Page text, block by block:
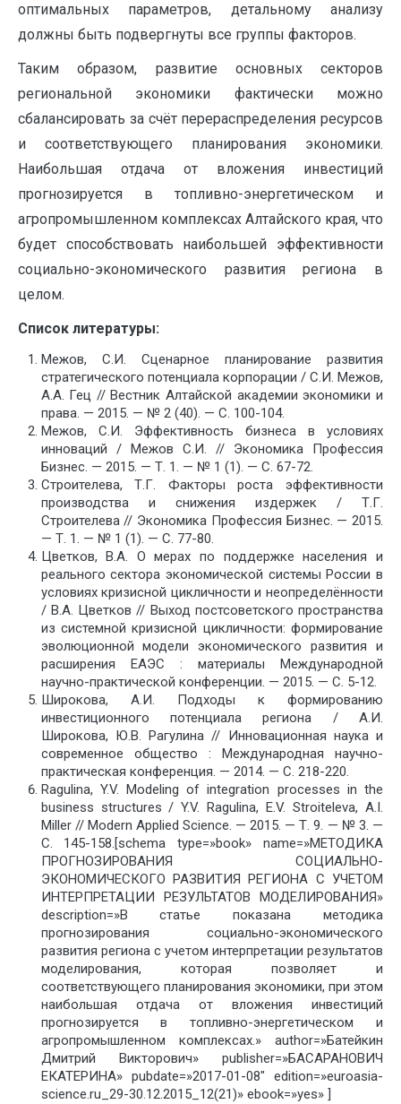
оптимальных параметров, детальному анализу
должны быть подвергнуты все группы факторов.
Таким образом, развитие основных секторов
региональной экономики фактически можно
сбалансировать за счёт перераспределения ресурсов
и соответствующего планирования экономики.
Наибольшая отдача от вложения инвестиций
прогнозируется в топливно-энергетическом и
агропромышленном комплексах Алтайского края, что
будет способствовать наибольшей эффективности
социально-экономического развития региона в
целом.
Список литературы:
Межов, С.И. Сценарное планирование развития
стратегического потенциала корпорации / С.И. Межов,
А.А. Гец // Вестник Алтайской академии экономики и
права. — 2015. — № 2 (40). — С. 100-104.
Межов, С.И. Эффективность бизнеса в условиях
инноваций / Межов С.И. // Экономика Профессия
Бизнес. — 2015. — Т. 1. — № 1 (1). — С. 67-72.
Строителева, Т.Г. Факторы роста эффективности
производства и снижения издержек / Т.Г.
Строителева // Экономика Профессия Бизнес. — 2015.
— Т. 1. — № 1 (1). — С. 77-80.
Цветков, В.А. О мерах по поддержке населения и
реального сектора экономической системы России в
условиях кризисной цикличности и неопределённости
/ В.А. Цветков // Выход постсоветского пространства
из системной кризисной цикличности: формирование
эволюционной модели экономического развития и
расширения ЕАЭС : материалы Международной
научно-практической конференции. — 2015. — С. 5-12.
Широкова, А.И. Подходы к формированию
инвестиционного потенциала региона / А.И.
Широкова, Ю.В. Рагулина // Инновационная наука и
современное общество : Международная научно-
практическая конференция. — 2014. — С. 218-220.
Ragulina, Y.V. Modeling of integration processes in the
business structures / Y.V. Ragulina, E.V. Stroiteleva, A.I.
Miller // Modern Applied Science. — 2015. — Т. 9. — № 3. —
С. 145-158.[schema type=»book» name=»МЕТОДИКА
ПРОГНОЗИРОВАНИЯ СОЦИАЛЬНО-
ЭКОНОМИЧЕСКОГО РАЗВИТИЯ РЕГИОНА С УЧЕТОМ
ИНТЕРПРЕТАЦИИ РЕЗУЛЬТАТОВ МОДЕЛИРОВАНИЯ»
description=»В статье показана методика
прогнозирования социально-экономического
развития региона с учетом интерпретации результатов
моделирования, которая позволяет и
соответствующего планирования экономики, при этом
наибольшая отдача от вложения инвестиций
прогнозируется в топливно-энергетическом и
агропромышленном комплексах.» author=»Батейкин
Дмитрий Викторович» publisher=»БАСАРАНОВИЧ
ЕКАТЕРИНА» pubdate=»2017-01-08″ edition=»euroasia-
science.ru_29-30.12.2015_12(21)» ebook=»yes» ]